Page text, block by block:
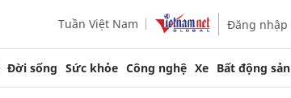
Tuần Việt Nam Đăng nhập
Đời sống Sức khỏe Công nghệ Xe Bất động sản